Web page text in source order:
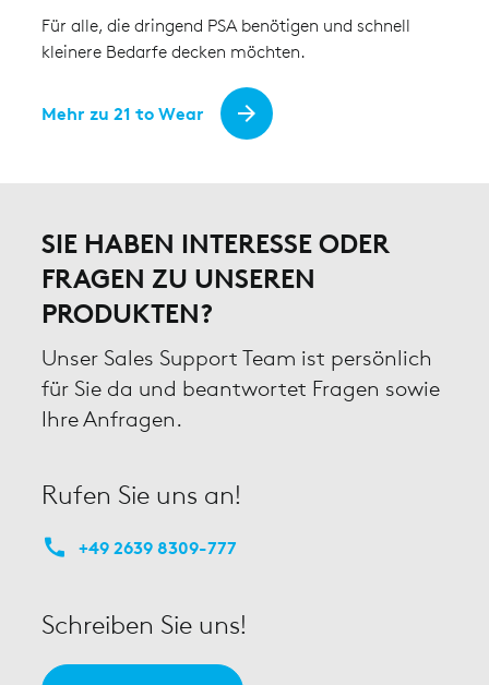
Für alle, die dringend PSA benötigen und schnell
kleinere Bedarfe decken möchten.
Mehr zu 21 to Wear
SIE HABEN INTERESSE ODER
FRAGEN ZU UNSEREN
PRODUKTEN?
Unser Sales Support Team ist persönlich
für Sie da und beantwortet Fragen sowie
Ihre Anfragen.
Rufen Sie uns an!
+49 2639 8309-777
Schreiben Sie uns!